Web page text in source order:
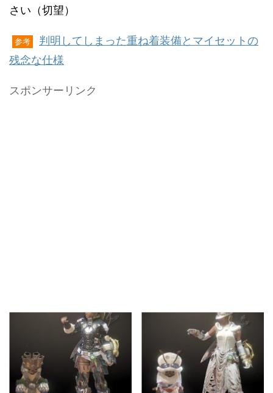
さい（切望）
参考
判明してしまった重ね着装備とマイセットの
残念な仕様
スポンサーリンク